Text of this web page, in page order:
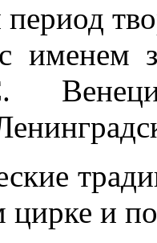
именем
цирке и